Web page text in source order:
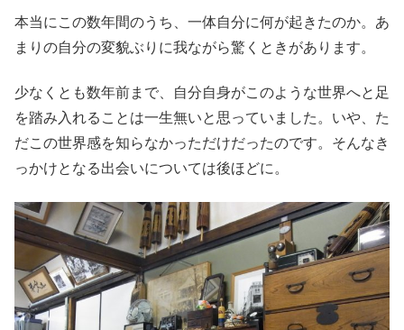
本当にこの数年間のうち、一体自分に何が起きたのか。あ
まりの自分の変貌ぶりに我ながら驚くときがあります。
少なくとも数年前まで、自分自身がこのような世界へと足
を踏み入れることは一生無いと思っていました。いや、た
だこの世界感を知らなかっただけだったのです。そんなき
っかけとなる出会いについては後ほどに。